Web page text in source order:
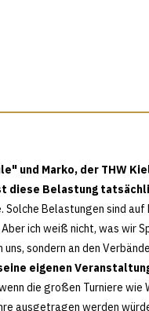
und Marko, der THW
diese Belastung
Solche Belastungen sind
ich weiß nicht, was wir
sondern an den
eigenen
die großen Turniere
ausgetragen werden